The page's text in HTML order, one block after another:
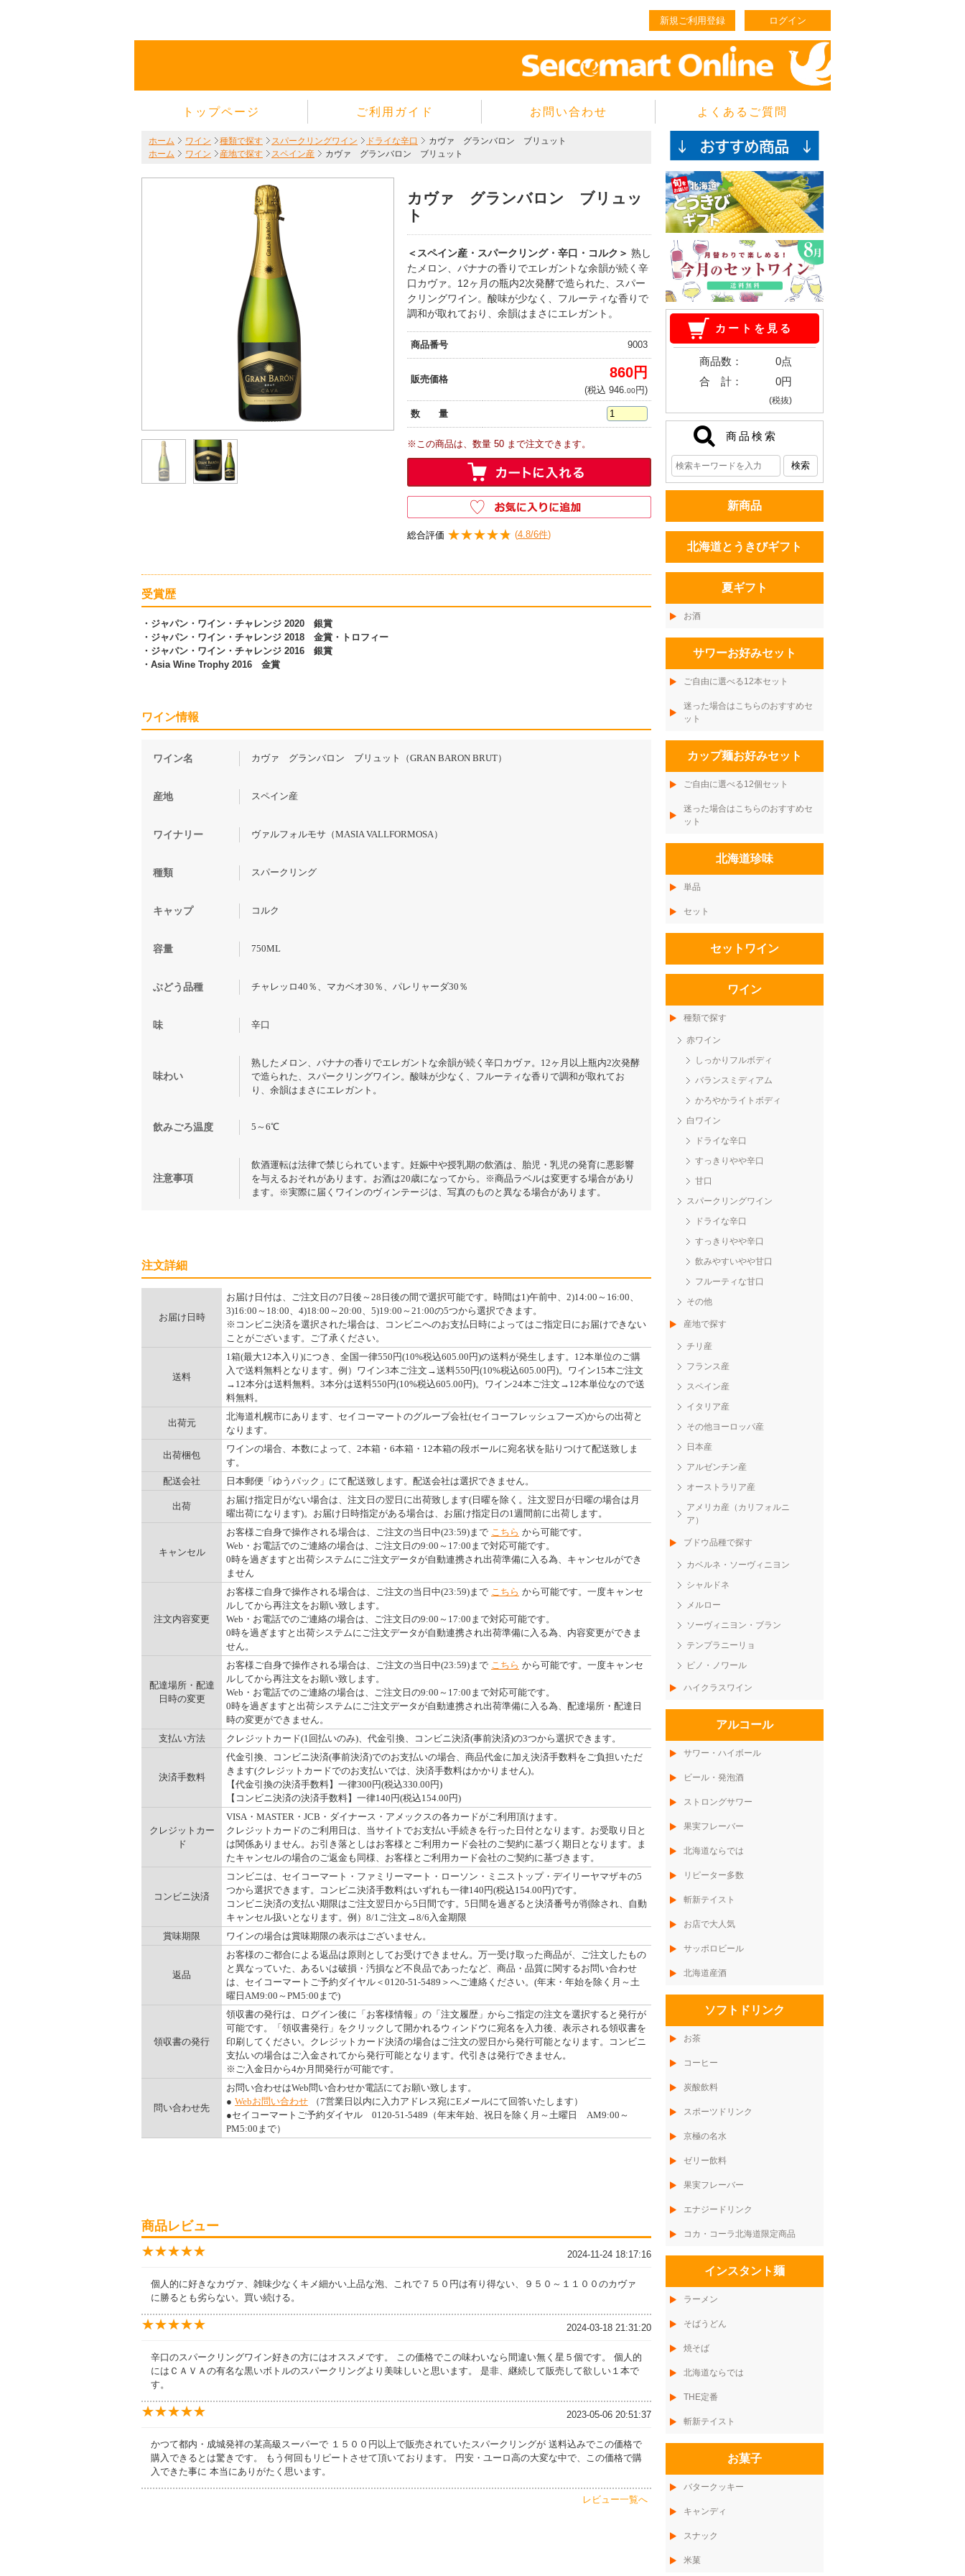
新規ご利用登録 ログイン
トップページ ご利用ガイド
当サイトについて
個人情報保護方針
サイトのご利用規約
ご注文の確認・キャンセル
特定商取引法に基づく表示
お問い合わせ よくあるご質問
ホーム ワイン 種類で探す スパークリングワイン ドライな辛口
カヴァ グランバロン ブリュット
ホーム
ワイン 産地で探す スペイン産 カヴァ グランバロン ブリュット
カヴァ グランバロン ブリュッ
ト
＜スペイン産・スパークリング・辛口・コルク＞ 熟し
たメロン、バナナの香りでエレガントな余韻が続く辛
口カヴァ。12ヶ月の瓶内2次発酵で造られた、スパー
クリングワイン。酸味が少なく、フルーティな香りで
調和が取れており、余韻はまさにエレガント。
商品番号 9003
販売価格 860円
(税込 946.00円)
数 量
※この商品は、数量 50 まで注文できます。
総合評価 ★★★★★
★★★★★ (4.8/6件)
受賞歴
・ジャパン・ワイン・チャレンジ 2020 銀賞
・ジャパン・ワイン・チャレンジ 2018 金賞・トロフィー
・ジャパン・ワイン・チャレンジ 2016 銀賞
・Asia Wine Trophy 2016 金賞
ワイン情報
ワイン名 カヴァ グランバロン ブリュット（GRAN BARON BRUT）
産地 スペイン産
ワイナリー ヴァルフォルモサ（MASIA VALLFORMOSA）
種類 スパークリング
キャップ コルク
容量 750ML
ぶどう品種 チャレッロ40％、マカベオ30％、パレリャーダ30％
味 辛口
味わい
熟したメロン、バナナの香りでエレガントな余韻が続く辛口カヴァ。12ヶ月以上瓶内2次発酵
で造られた、スパークリングワイン。酸味が少なく、フルーティな香りで調和が取れてお
り、余韻はまさにエレガント。
飲みごろ温度 5～6℃
注意事項
飲酒運転は法律で禁じられています。妊娠中や授乳期の飲酒は、胎児・乳児の発育に悪影響
を与えるおそれがあります。お酒は20歳になってから。※商品ラベルは変更する場合があり
ます。※実際に届くワインのヴィンテージは、写真のものと異なる場合があります。
注文詳細
お届け日時
お届け日付は、ご注文日の7日後～28日後の間で選択可能です。時間は1)午前中、2)14:00～16:00、
3)16:00～18:00、4)18:00～20:00、5)19:00～21:00の5つから選択できます。
※コンビニ決済を選択された場合は、コンビニへのお支払日時によってはご指定日にお届けできない
ことがございます。ご了承ください。
送料
1箱(最大12本入り)につき、全国一律550円(10%税込605.00円)の送料が発生します。12本単位のご購
入で送料無料となります。例）ワイン3本ご注文→送料550円(10%税込605.00円)。ワイン15本ご注文
→12本分は送料無料。3本分は送料550円(10%税込605.00円)。ワイン24本ご注文→12本単位なので送
料無料。
出荷元
北海道札幌市にあります、セイコーマートのグループ会社(セイコーフレッシュフーズ)からの出荷と
なります。
出荷梱包
ワインの場合、本数によって、2本箱・6本箱・12本箱の段ボールに宛名状を貼りつけて配送致しま
す。
配送会社
日本郵便「ゆうパック」にて配送致します。配送会社は選択できません。
出荷
お届け指定日がない場合は、注文日の翌日に出荷致します(日曜を除く。注文翌日が日曜の場合は月
曜出荷になります)。お届け日時指定がある場合は、お届け指定日の1週間前に出荷します。
キャンセル
お客様ご自身で操作される場合は、ご注文の当日中(23:59)まで こちら から可能です。
Web・お電話でのご連絡の場合は、ご注文日の9:00～17:00まで対応可能です。
0時を過ぎますと出荷システムにご注文データが自動連携され出荷準備に入る為、キャンセルができ
ません
注文内容変更
お客様ご自身で操作される場合は、ご注文の当日中(23:59)まで こちら から可能です。一度キャンセ
ルしてから再注文をお願い致します。
Web・お電話でのご連絡の場合は、ご注文日の9:00～17:00まで対応可能です。
0時を過ぎますと出荷システムにご注文データが自動連携され出荷準備に入る為、内容変更ができま
せん。
配達場所・配達
日時の変更
お客様ご自身で操作される場合は、ご注文の当日中(23:59)まで こちら から可能です。一度キャンセ
ルしてから再注文をお願い致します。
Web・お電話でのご連絡の場合は、ご注文日の9:00～17:00まで対応可能です。
0時を過ぎますと出荷システムにご注文データが自動連携され出荷準備に入る為、配達場所・配達日
時の変更ができません。
支払い方法
クレジットカード(1回払いのみ)、代金引換、コンビニ決済(事前決済)の3つから選択できます。
決済手数料
代金引換、コンビニ決済(事前決済)でのお支払いの場合、商品代金に加え決済手数料をご負担いただ
きます(クレジットカードでのお支払いでは、決済手数料はかかりません)。
【代金引換の決済手数料】一律300円(税込330.00円)
【コンビニ決済の決済手数料】一律140円(税込154.00円)
クレジットカー
ド
VISA・MASTER・JCB・ダイナース・アメックスの各カードがご利用頂けます。
クレジットカードのご利用日は、当サイトでお支払い手続きを行った日付となります。お受取り日と
は関係ありません。お引き落としはお客様とご利用カード会社のご契約に基づく期日となります。ま
たキャンセルの場合のご返金も同様、お客様とご利用カード会社のご契約に基づきます。
コンビニ決済
コンビニは、セイコーマート・ファミリーマート・ローソン・ミニストップ・デイリーヤマザキの5
つから選択できます。コンビニ決済手数料はいずれも一律140円(税込154.00円)です。
コンビニ決済の支払い期限はご注文翌日から5日間です。5日間を過ぎると決済番号が削除され、自動
キャンセル扱いとなります。例）8/1ご注文→8/6入金期限
賞味期限
ワインの場合は賞味期限の表示はございません。
返品
お客様のご都合による返品は原則としてお受けできません。万一受け取った商品が、ご注文したもの
と異なっていた、あるいは破損・汚損など不良品であったなど、商品・品質に関するお問い合わせ
は、セイコーマートご予約ダイヤル＜0120-51-5489＞へご連絡ください。(年末・年始を除く月～土
曜日AM9:00～PM5:00まで)
領収書の発行
領収書の発行は、ログイン後に「お客様情報」の「注文履歴」からご指定の注文を選択すると発行が
可能です。「領収書発行」をクリックして開かれるウィンドウに宛名を入力後、表示される領収書を
印刷してください。クレジットカード決済の場合はご注文の翌日から発行可能となります。コンビニ
支払いの場合はご入金されてから発行可能となります。代引きは発行できません。
※ご入金日から4か月間発行が可能です。
問い合わせ先
お問い合わせはWeb問い合わせか電話にてお願い致します。
● Webお問い合わせ
（7営業日以内に入力アドレス宛にEメールにて回答いたします）
●セイコーマートご予約ダイヤル 0120-51-5489（年末年始、祝日を除く月～土曜日 AM9:00～
PM5:00まで）
商品レビュー
★★★★★
★★★★★ 2024-11-24 18:17:16
個人的に好きなカヴァ、雑味少なくキメ細かい上品な泡、これで７５０円は有り得ない、９５０～１１００のカヴァ
に勝るとも劣らない。買い続ける。
★★★★★
★★★★★ 2024-03-18 21:31:20
辛口のスパークリングワイン好きの方にはオススメです。 この価格でこの味わいなら間違い無く星５個です。 個人的
にはＣＡＶＡの有名な黒いボトルのスパークリングより美味しいと思います。 是非、継続して販売して欲しい１本で
す。
★★★★★
★★★★★ 2023-05-06 20:51:37
かつて都内・成城発祥の某高級スーパーで １５００円以上で販売されていたスパークリングが 送料込みでこの価格で
購入できるとは驚きです。 もう何回もリピートさせて頂いております。 円安・ユーロ高の大変な中で、この価格で購
入できた事に 本当にありがたく思います。
レビュー一覧へ
カートを見る
商品数：
0点
合 計：
0円
(税抜)
商品検索
新商品
北海道とうきびギフト
夏ギフト
お酒
サワーお好みセット
ご自由に選べる12本セット
迷った場合はこちらのおすすめセ
ット
カップ麺お好みセット
ご自由に選べる12個セット
迷った場合はこちらのおすすめセ
ット
北海道珍味
単品
セット
セットワイン
ワイン
種類で探す
赤ワイン
しっかりフルボディ
バランスミディアム
かろやかライトボディ
白ワイン
ドライな辛口
すっきりやや辛口
甘口
スパークリングワイン
ドライな辛口
すっきりやや辛口
飲みやすいやや甘口
フルーティな甘口
その他
産地で探す
チリ産
フランス産
スペイン産
イタリア産
その他ヨーロッパ産
日本産
アルゼンチン産
オーストラリア産
アメリカ産（カリフォルニ
ア）
ブドウ品種で探す
カベルネ・ソーヴィニヨン
シャルドネ
メルロー
ソーヴィニヨン・ブラン
テンプラニーリョ
ピノ・ノワール
ハイクラスワイン
アルコール
サワー・ハイボール
ビール・発泡酒
ストロングサワー
果実フレーバー
北海道ならでは
リピーター多数
斬新テイスト
お店で大人気
サッポロビール
北海道産酒
ソフトドリンク
お茶
コーヒー
炭酸飲料
スポーツドリンク
京極の名水
ゼリー飲料
果実フレーバー
エナジードリンク
コカ・コーラ北海道限定商品
インスタント麺
ラーメン
そばうどん
焼そば
北海道ならでは
THE定番
斬新テイスト
お菓子
バタークッキー
キャンディ
スナック
米菓